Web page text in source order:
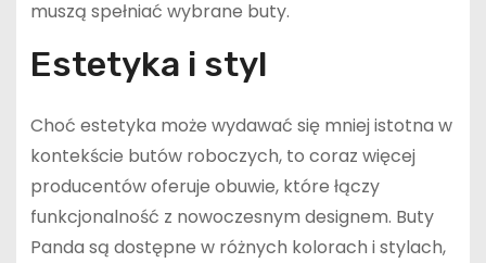
muszą spełniać wybrane buty.
Estetyka i styl
Choć estetyka może wydawać się mniej istotna w
kontekście butów roboczych, to coraz więcej
producentów oferuje obuwie, które łączy
funkcjonalność z nowoczesnym designem. Buty
Panda są dostępne w różnych kolorach i stylach,